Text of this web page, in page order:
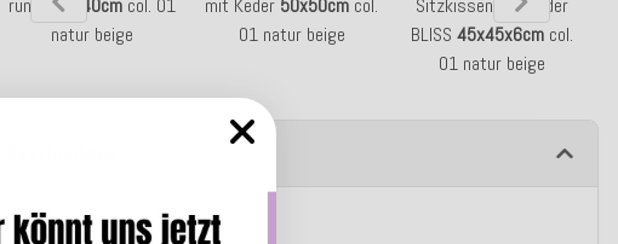
rund
ø60x40cmcol. 01
natur beige
mit Keder 50x50cm col.
01 natur beige
Sitzkissen mit Keder
BLISS 45x45x6cmcol.
01 natur beige
Produktbeschreibung